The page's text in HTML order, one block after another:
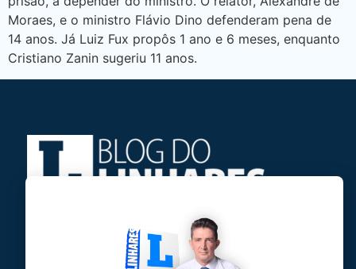
Moraes, e o ministro Flávio Dino defenderam pena de
14 anos. Já Luiz Fux propôs 1 ano e 6 meses, enquanto
Cristiano Zanin sugeriu 11 anos.
Jose Linhares Jr é maranhense.
Formado em Jornalismo, estudou filosofia